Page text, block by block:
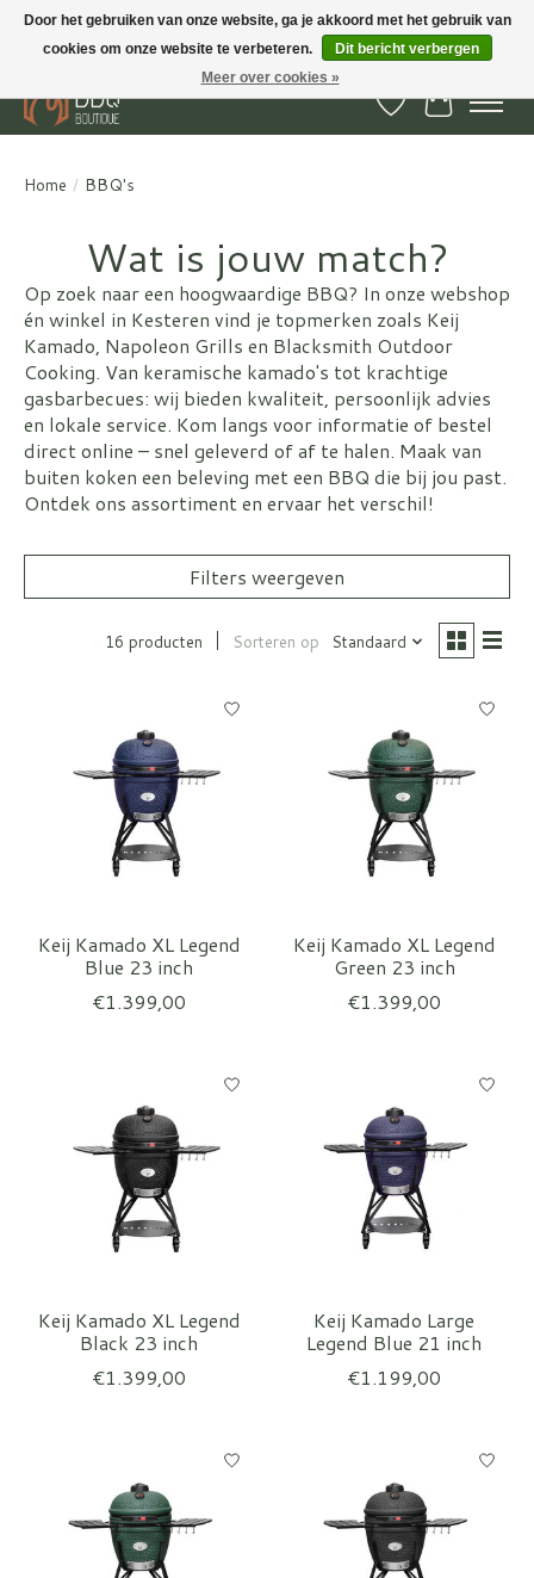
BBQ Boutique - Gratis verzenden en afhalen in Hedel en Kesteren
Verlanglijst
Home / BBQ's
Wat is jouw match?
Op zoek naar een hoogwaardige BBQ? In onze webshop
én winkel in Kesteren vind je topmerken zoals Keij
Kamado, Napoleon Grills en Blacksmith Outdoor
Cooking. Van keramische kamado's tot krachtige
gasbarbecues: wij bieden kwaliteit, persoonlijk advies
en lokale service. Kom langs voor informatie of bestel
direct online – snel geleverd of af te halen. Maak van
buiten koken een beleving met een BBQ die bij jou past.
Ontdek ons assortiment en ervaar het verschil!
Filters weergeven
16 producten Sorteren op Standaard
Keij Kamado XL Legend
Blue 23 inch
€1.399,00
Keij Kamado XL Legend
Green 23 inch
€1.399,00
Keij Kamado XL Legend
Black 23 inch
€1.399,00
Keij Kamado Large
Legend Blue 21 inch
€1.199,00
Door het gebruiken van onze website, ga je akkoord met het gebruik van
cookies om onze website te verbeteren.
Dit bericht verbergen
Meer over cookies »